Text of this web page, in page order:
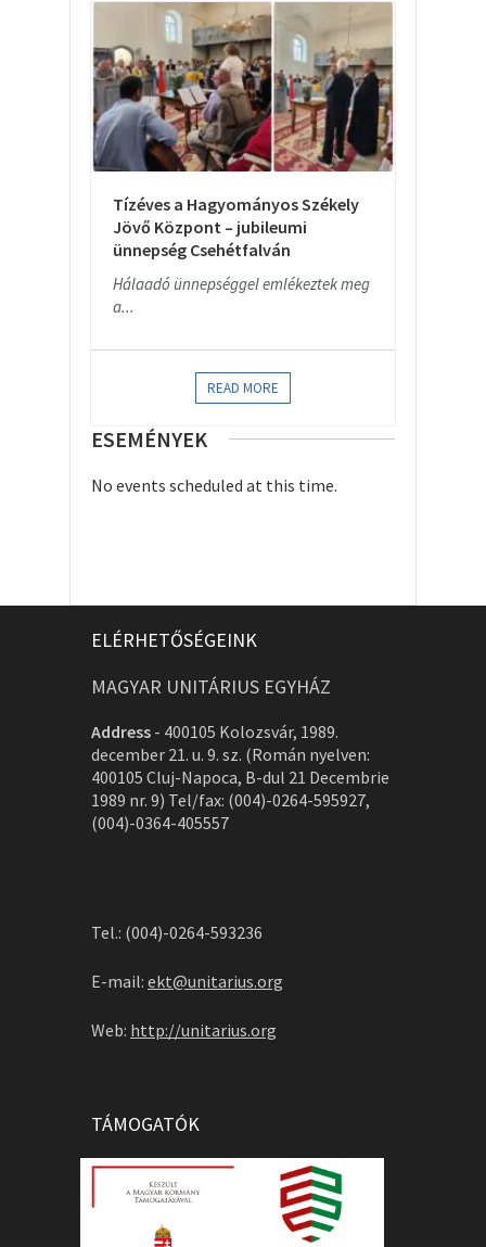
Tízéves a Hagyományos Székely
Jövő Központ – jubileumi
ünnepség Csehétfalván
Hálaadó ünnepséggel emlékeztek meg
a...
READ MORE
ESEMÉNYEK
No events scheduled at this time.
ELÉRHETŐSÉGEINK
MAGYAR UNITÁRIUS EGYHÁZ
Address - 400105 Kolozsvár, 1989.
december 21. u. 9. sz. (Román nyelven:
400105 Cluj-Napoca, B-dul 21 Decembrie
1989 nr. 9) Tel/fax: (004)-0264-595927,
(004)-0364-405557
Tel.: (004)-0264-593236
E-mail: ekt@unitarius.org
Web: http://unitarius.org
TÁMOGATÓK